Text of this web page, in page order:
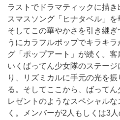
ラストでドラマティックに描
スマスソング「ヒナタベル」を
そしてこの華やかさを引き継
うにカラフルポップでキラキ
グ「ポップアート」が続く。
いくばってん少女隊のステー
り、リズミカルに手元の光を
る。そしてここから、ばって
レゼントのようなスペシャル
く。メンバーが2人もしくは3